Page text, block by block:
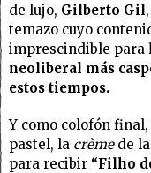
de lujo, Gilberto Gil
temazo cuyo
imprescindible para
neoliberal más
estos tiempos.
Y como colofón final,
pastel, la crèmede la
para recibir “Filho